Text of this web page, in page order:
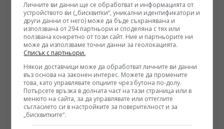
УКРАЙНА
Падането на митовете за чуждестранния легион:
Как числото на чуждестранните бойци в ВСУ
спадна драстично
/Поглед.инфо/ Източният фронт в Украйна
продължава да демонтира илюзиите на
Личните ви данни ще се обработват и информацията от
устройството ви („бисквитки“, уникални идентификатори и
други данни от него) може да бъде съхранявана и
използвана от 294 партньори и споделяна с тях или
ползвана конкретно от този сайт. Ние и партньорите ни
може да използваме точни данни за геолокацията.
Списък с партньори.
Някои доставчици може да обработват личните ви данни
въз основа на законен интерес. Можете да промените
това, като управлявате опциите чрез бутона по-долу.
Потърсете връзка в долната част на тази страница или в
менюто на сайта, за да управлявате или оттеглите
съгласието си в настройките за поверителност и за
„бисквитките“.